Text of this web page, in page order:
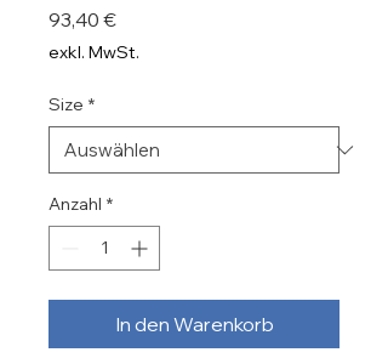
93,40 €Preis
exkl. MwSt.
Size *
Anzahl *
In den Warenkorb